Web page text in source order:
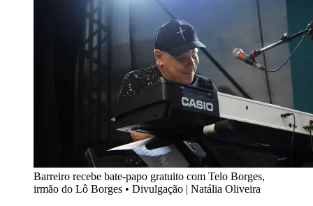
Barreiro recebe bate-papo gratuito com Telo Borges,
irmão do Lô Borges • Divulgação | Natália Oliveira